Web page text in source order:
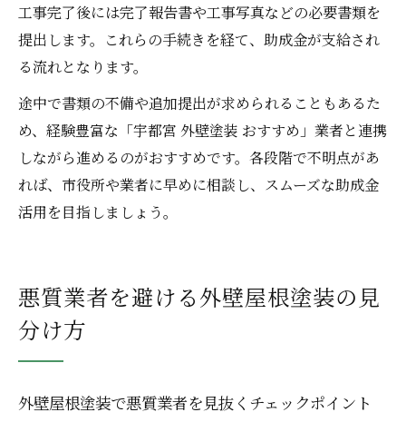
工事完了後には完了報告書や工事写真などの必要書類を
提出します。これらの手続きを経て、助成金が支給され
る流れとなります。
途中で書類の不備や追加提出が求められることもあるた
め、経験豊富な「宇都宮 外壁塗装 おすすめ」業者と連携
しながら進めるのがおすすめです。各段階で不明点があ
れば、市役所や業者に早めに相談し、スムーズな助成金
活用を目指しましょう。
悪質業者を避ける外壁屋根塗装の見
分け方
外壁屋根塗装で悪質業者を見抜くチェックポイント